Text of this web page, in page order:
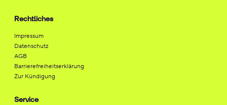
Rechtliches
Impressum
Datenschutz
AGB
Barrierefreiheitserklärung
Zur Kündigung
Service